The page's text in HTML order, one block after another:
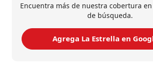
Encuentra más de nuestra cobertura
de búsqueda.
Agrega La Estrella en